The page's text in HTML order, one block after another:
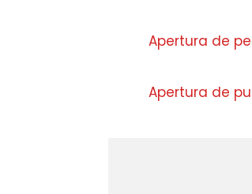
Apertura de
Apertura de